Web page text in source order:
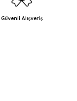
Güvenli Alışveriş